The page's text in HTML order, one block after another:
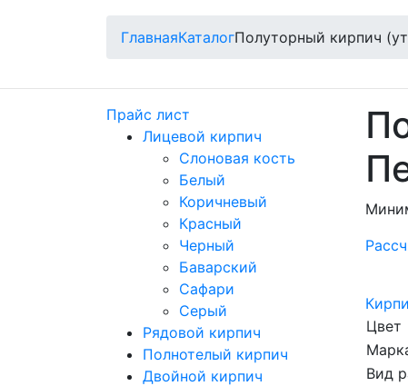
ГлавнаяКаталогПолуторный кирпич
Прайс лист
Лицевой кирпич
Слоновая кость
Белый
Коричневый
Красный
Черный
Баварский
Сафари
Серый
Рядовой кирпич
Полнотелый кирпич
Двойной кирпич
Цвет
Вид